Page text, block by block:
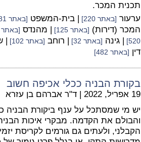
תכנית המכר.
ערעור [באתר 220] | בית-המשפט [באתר 281]
המכר (דירות) [באתר 125] | מהנדס [באתר 441]
520] | גינה [באתר 32] | רוחב [באתר 102] |
דין [באתר 482]
בקורת הבניה ככלי אכיפה חשוב
19 אפריל, 2022 | ד"ר אברהם בן עזרא
יש מי שמסתכל על ענף ביקורת הבניה
והבולם את הקדמה. מבקרי איכות
הקבלני, ולעתים גם גורמים לקריסת